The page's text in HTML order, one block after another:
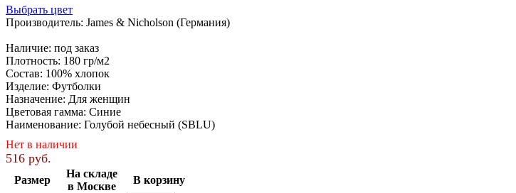
Выбрать цвет
Производитель: James & Nicholson (Германия)
Наличие: под заказ
Плотность: 180 гр/м2
Состав: 100% хлопок
Изделие: Футболки
Назначение: Для женщин
Цветовая гамма: Синие
Наименование: Голубой небесный (SBLU)
Нет в наличии
516 руб.
Размер
На складе
в Москве
В корзину